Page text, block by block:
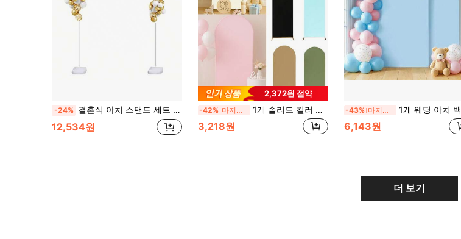
-24% 결혼식 아치 스탠드 세트 + 베이스, 웨딩 생일 파티 샤워 졸업식 백드롭 장식을 위한 풍선 기둥 스탠드 키트(꽃 제외), 크리스마스
12,534원
2,372원 절약
-42% 마지막 3일 1개 솔리드 컬러 아치 백드롭, 파티 아치 커버 - 양면 탄성 직물, 아치 장식 백드롭, 생일 파티 백드롭, 웨딩 아치 장식 백드롭, 브라이덜 샤워, 사진 소품, 탄성 아치 백드롭, 연회 장식, 홈 데코, 룸 데코, 생일 선물, 파티 선물, 배너, 생일 파티, 웨딩, 개학, 할로윈, 크리스마스, 베이비 샤워 파티 아치 장식, 기념일 축제 백드롭 장식, 이벤트 사진 백드롭 장식, 파티 선물, 2027년 새해 장식, 파티 선물에 적합 (스탠드 미포함, 백드롭만)
3,218원
-43% 마지막 3일 1개 웨딩 아치 백드롭 커튼, 4ft, 5ft, 6ft, 6.6ft, 7.2ft, 7.9ft 솔리드 컬러 스트레치 아치 양면 커튼 (금속 프레임 미포함), 보헤미안 스타일 생일 파티, 웨딩 장식, 실내외 장면 아치 장식에 적합, 돔 웨딩 아치 백드롭 커튼 프레임, 웨딩, 생일 파티, 졸업식, 연회, 기념일, 사진 촬영 백드롭 장식에 적합, 사계절
6,143원
더 보기